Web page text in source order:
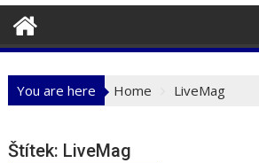
You are here Home LiveMag
Štítek: LiveMag